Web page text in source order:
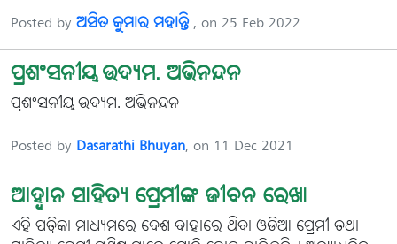
Posted by ଅସିତ କୁମାର ମହାନ୍ତି, on 25 Feb 2022
ପ୍ରଶଂସନୀୟ ଉଦ୍ୟମ. ଅଭିନନ୍ଦନ
ପ୍ରଶଂସନୀୟ ଉଦ୍ୟମ. ଅଭିନନ୍ଦନ
Posted by Dasarathi Bhuyan, on 11 Dec 2021
ଆହ୍ବାନ ସାହିତ୍ୟ ପ୍ରେମୀଙ୍କ ଜୀବନ ରେଖା
ଏହି ପତ୍ରିକା ମାଧ୍ୟମରେ ଦେଶ ବାହାରେ ଥିବା ଓଡ଼ିଆ ପ୍ରେମୀ ତଥା